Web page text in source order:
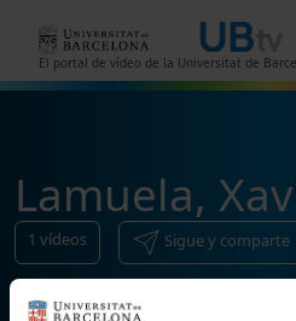
El portal de vídeo de la Universitat de
Lamuela,
1 vídeos Sigue y comparte